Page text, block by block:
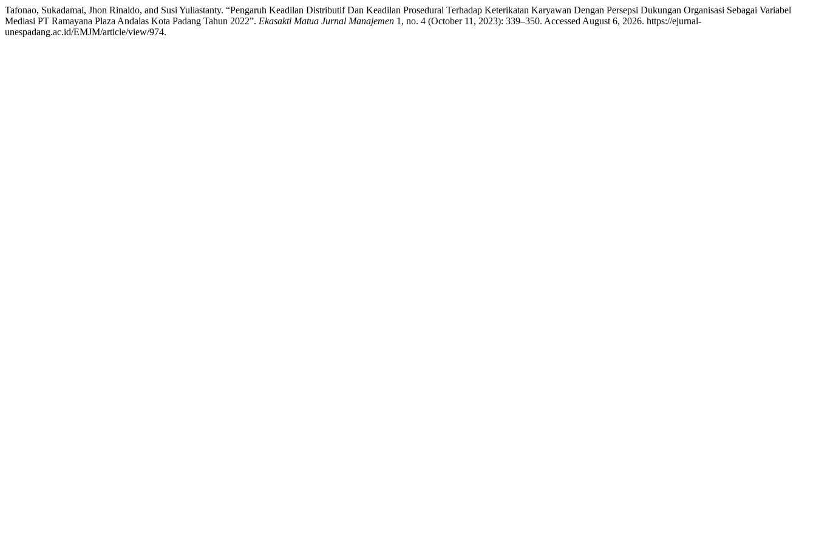
Tafonao, Sukadamai, Jhon Rinaldo, and Susi Yuliastanty. “Pengaruh Keadilan Distributif Dan Keadilan Prosedural Terhadap Keterikatan Karyawan Dengan Persepsi Dukungan Organisasi Sebagai Variabel
Mediasi PT Ramayana Plaza Andalas Kota Padang Tahun 2022”. Ekasakti Matua Jurnal Manajemen 1, no. 4 (October 11, 2023): 339–350. Accessed August 6, 2026. https://ejurnal-
unespadang.ac.id/EMJM/article/view/974.